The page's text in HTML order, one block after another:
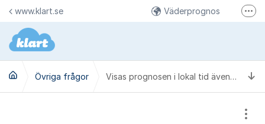
Hoppa till innehåll
www.klart.se Väderprognos
Övriga frågor Visas prognosen i lokal tid även i andra länder?